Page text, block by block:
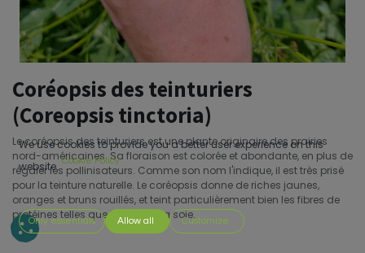
Coréopsis des teinturiers
(Coreopsis tinctoria)
Le coréopsis des teinturiers est une plante originaire des prairies
nord-américaines. Sa floraison est colorée et abondante, en plus de
régaler les pollinisateurs. Comme son nom l'indique, il est très prisé
pour la teinture naturelle. Le coréopsis donne de riches jaunes,
oranges et bruns rouillés, et teint particulièrement bien les fibres de
protéines telles que la laine et la soie.
We use cookies to provide you a better user experience on this
website. Cookie Policy
Only essentials Allow all Customize